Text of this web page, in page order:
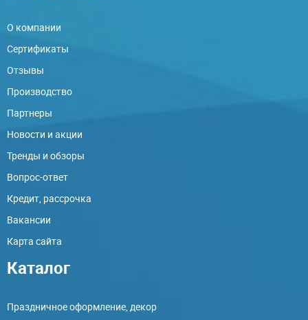
О компании
Сертификаты
Отзывы
Производство
Партнеры
Новости и акции
Тренды и обзоры
Вопрос-ответ
Кредит, рассрочка
Вакансии
Карта сайта
Каталог
Праздничное оформление, декор